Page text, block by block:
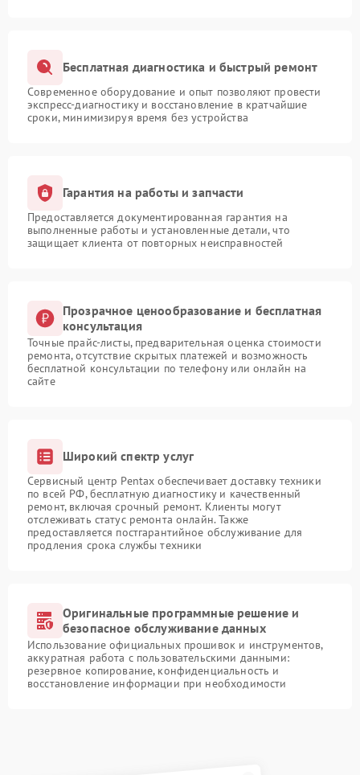
Бесплатная диагностика и быстрый ремонт
Современное оборудование и опыт позволяют провести
экспресс-диагностику и восстановление в кратчайшие
сроки, минимизируя время без устройства
Гарантия на работы и запчасти
Предоставляется документированная гарантия на
выполненные работы и установленные детали, что
защищает клиента от повторных неисправностей
Прозрачное ценообразование и бесплатная
консультация
Точные прайс-листы, предварительная оценка стоимости
ремонта, отсутствие скрытых платежей и возможность
бесплатной консультации по телефону или онлайн на
сайте
Широкий спектр услуг
Сервисный центр Pentax обеспечивает доставку техники
по всей РФ, бесплатную диагностику и качественный
ремонт, включая срочный ремонт. Клиенты могут
отслеживать статус ремонта онлайн. Также
предоставляется постгарантийное обслуживание для
продления срока службы техники
Оригинальные программные решение и
безопасное обслуживание данных
Использование официальных прошивок и инструментов,
аккуратная работа с пользовательскими данными:
резервное копирование, конфиденциальность и
восстановление информации при необходимости